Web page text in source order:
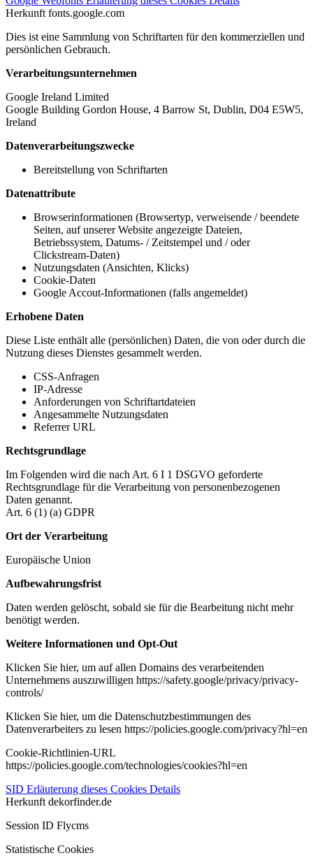
Herkunft fonts.google.com
Dies ist eine Sammlung von Schriftarten für den kommerziellen und
persönlichen Gebrauch.
Verarbeitungsunternehmen
Google Ireland Limited
Google Building Gordon House, 4 Barrow St, Dublin, D04 E5W5,
Ireland
Datenverarbeitungszwecke
Bereitstellung von Schriftarten
Datenattribute
Browserinformationen (Browsertyp, verweisende / beendete
Seiten, auf unserer Website angezeigte Dateien,
Betriebssystem, Datums- / Zeitstempel und / oder
Clickstream-Daten)
Nutzungsdaten (Ansichten, Klicks)
Cookie-Daten
Google Accout-Informationen (falls angemeldet)
Erhobene Daten
Diese Liste enthält alle (persönlichen) Daten, die von oder durch die
Nutzung dieses Dienstes gesammelt werden.
CSS-Anfragen
IP-Adresse
Anforderungen von Schriftartdateien
Angesammelte Nutzungsdaten
Referrer URL
Rechtsgrundlage
Im Folgenden wird die nach Art. 6 I 1 DSGVO geforderte
Rechtsgrundlage für die Verarbeitung von personenbezogenen
Daten genannt.
Art. 6 (1) (a) GDPR
Ort der Verarbeitung
Europäische Union
Aufbewahrungsfrist
Daten werden gelöscht, sobald sie für die Bearbeitung nicht mehr
benötigt werden.
Weitere Informationen und Opt-Out
Klicken Sie hier, um auf allen Domains des verarbeitenden
Unternehmens auszuwilligen https://safety.google/privacy/privacy-
controls/
Klicken Sie hier, um die Datenschutzbestimmungen des
Datenverarbeiters zu lesen https://policies.google.com/privacy?hl=en
Cookie-Richtlinien-URL
https://policies.google.com/technologies/cookies?hl=en
SID Erläuterung dieses Cookies Details
Herkunft dekorfinder.de
Session ID Flycms
Statistische Cookies